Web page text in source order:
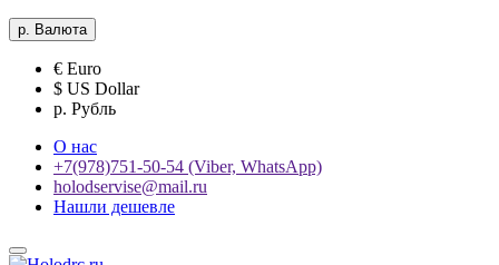
р. Валюта
€ Euro
$ US Dollar
р. Рубль
О нас
+7(978)751-50-54 (Viber, WhatsApp)
holodservise@mail.ru
Нашли дешевле